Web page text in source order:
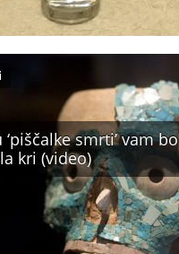
‘piščalke smrti’ vam bo
kri (video)